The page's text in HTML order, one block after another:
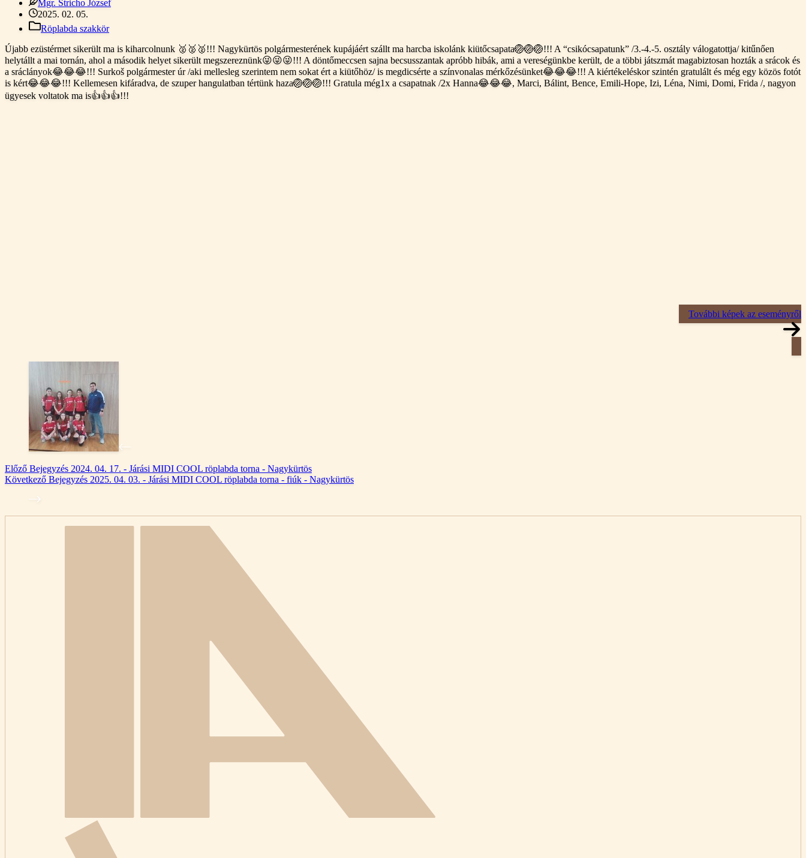
Mgr. Stricho József
2025. 02. 05.
Röplabda szakkör
Újabb ezüstérmet sikerült ma is kiharcolnunk 🥈🥈🥈!!! Nagykürtös polgármesterének kupájáért szállt ma harcba iskolánk kiütőcsapata🏐🏐🏐!!! A “csikócsapatunk” /3.-4.-5. osztály válogatottja/ kitűnően
helytállt a mai tornán, ahol a második helyet sikerült megszereznünk😜😜😜!!! A döntőmeccsen sajna becsusszantak apróbb hibák, ami a vereségünkbe került, de a többi játszmát magabiztosan hozták a srácok és
a sráclányok😂😂😂!!! Surkoš polgármester úr /aki mellesleg szerintem nem sokat ért a kiütőhöz/ is megdicsérte a színvonalas mérkőzésünket😂😂😂!!! A kiértékeléskor szintén gratulált és még egy közös fotót
is kért😂😂😂!!! Kellemesen kifáradva, de szuper hangulatban tértünk haza🏐🏐🏐!!! Gratula még1x a csapatnak /2x Hanna😂😂😂, Marci, Bálint, Bence, Emili-Hope, Izi, Léna, Nimi, Domi, Frida /, nagyon
ügyesek voltatok ma is👍👍👍!!!
További képek az eseményről
Előző Bejegyzés 2024. 04. 17. - Járási MIDI COOL röplabda torna - Nagykürtös
Következő Bejegyzés 2025. 04. 03. - Járási MIDI COOL röplabda torna - fiúk - Nagykürtös